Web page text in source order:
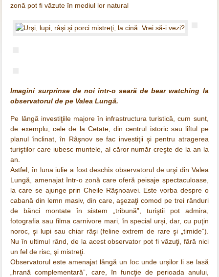
zonă pot fi văzute în mediul lor natural
Imagini surprinse de noi într-o seară de bear watching la
observatorul de pe Valea Lungă.
Pe lângă investiţiile majore în infrastructura turistică, cum sunt,
de exemplu, cele de la Cetate, din centrul istoric sau liftul pe
planul înclinat, în Râşnov se fac investiţii şi pentru atragerea
turiştilor care iubesc muntele, al căror număr creşte de la an la
an.
Astfel, în luna iulie a fost deschis observatorul de urşi din Valea
Lungă, amenajat într-o zonă care oferă peisaje spectaculoase,
la care se ajunge prin Cheile Râşnoavei. Este vorba despre o
cabană din lemn masiv, din care, aşezaţi comod pe trei rânduri
de bănci montate în sistem „tribună”, turiştii pot admira,
fotografia sau filma carnivore mari, în special urşi, dar, cu puţin
noroc, şi lupi sau chiar râşi (feline extrem de rare şi „timide”).
Nu în ultimul rând, de la acest observator pot fi văzuţi, fără nici
un fel de risc, şi mistreţi.
Observatorul este amenajat lângă un loc unde urşilor li se lasă
„hrană complementară”, care, în funcţie de perioada anului,